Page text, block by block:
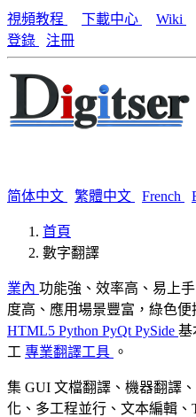
視頻教程 下載中心 Wiki
登錄
注冊
简体中文 繁體中文 French
首頁
數字翻譯
業內 功能強、效率高、易上
度高、應用場景豐富，綠色
HTML5 Python PyQt PySide 基
工 專業翻譯工具 。
集 GUI 文檔翻譯、機器翻譯
化、多工程並行、文本編輯、